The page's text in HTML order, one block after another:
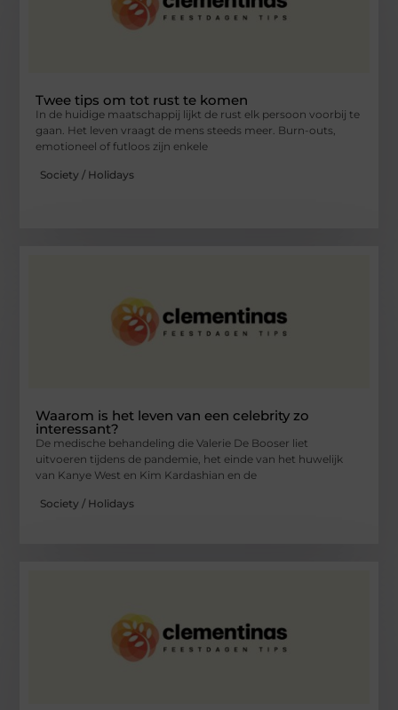
Twee tips om tot rust te komen
In de huidige maatschappij lijkt de rust elk persoon voorbij te
gaan. Het leven vraagt de mens steeds meer. Burn-outs,
emotioneel of futloos zijn enkele
Society / Holidays
Waarom is het leven van een celebrity zo
interessant?
De medische behandeling die Valerie De Booser liet
uitvoeren tijdens de pandemie, het einde van het huwelijk
van Kanye West en Kim Kardashian en de
Society / Holidays